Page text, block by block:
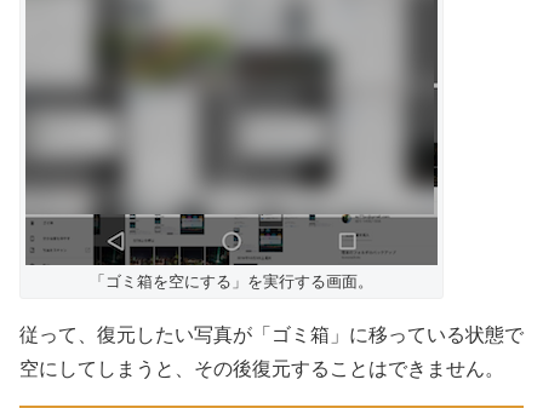
「ゴミ箱を空にする」を実行する画面。
従って、復元したい写真が「ゴミ箱」に移っている状態で
空にしてしまうと、その後復元することはできません。